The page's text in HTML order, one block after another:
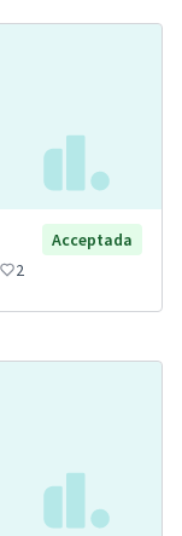
Acceptada
2